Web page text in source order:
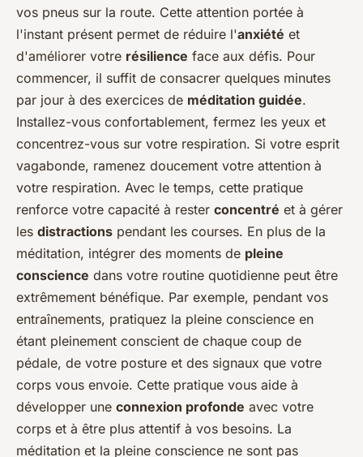
vos pneus sur la route. Cette attention portée à
l'instant présent permet de réduire l'anxiété et
d'améliorer votre résilience face aux défis. Pour
commencer, il suffit de consacrer quelques minutes
par jour à des exercices de méditation guidée.
Installez-vous confortablement, fermez les yeux et
concentrez-vous sur votre respiration. Si votre esprit
vagabonde, ramenez doucement votre attention à
votre respiration. Avec le temps, cette pratique
renforce votre capacité à rester concentré et à gérer
les distractions pendant les courses. En plus de la
méditation, intégrer des moments de pleine
conscience dans votre routine quotidienne peut être
extrêmement bénéfique. Par exemple, pendant vos
entraînements, pratiquez la pleine conscience en
étant pleinement conscient de chaque coup de
pédale, de votre posture et des signaux que votre
corps vous envoie. Cette pratique vous aide à
développer une connexion profonde avec votre
corps et à être plus attentif à vos besoins. La
méditation et la pleine conscience ne sont pas